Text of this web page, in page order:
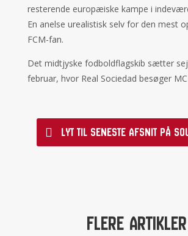
resterende europæiske kampe i
En anelse urealistisk selv for den mest
FCM-fan.
Det midtjyske fodboldflagskib sætter
februar, hvor Real Sociedad besøger
Lyt til seneste afsnit på
Flere artikler